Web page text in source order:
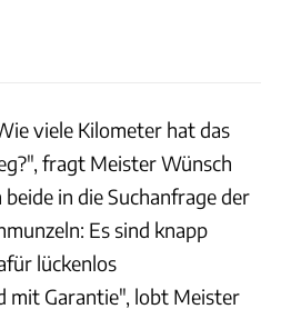
viele Kilometer hat das
fragt Meister Wünsch
in die Suchanfrage der
Es sind knapp
lückenlos
mit Garantie", lobt Meister